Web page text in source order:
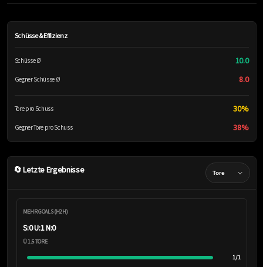
Schüsse & Effizienz
Schüsse Ø 10.0
Gegner Schüsse Ø 8.0
Tore pro Schuss 30%
Gegner Tore pro Schuss 38%
🔄 Letzte Ergebnisse
MEHR GOALS (H2H)
S:0 U:1 N:0
Ü 1.5 TORE
1/1